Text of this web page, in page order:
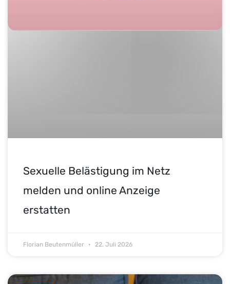
Sexuelle Belästigung im Netz
melden und online Anzeige
erstatten
Florian Beutenmüller 22. Juli 2026